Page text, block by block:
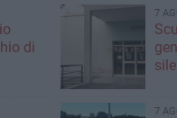
di
7
7